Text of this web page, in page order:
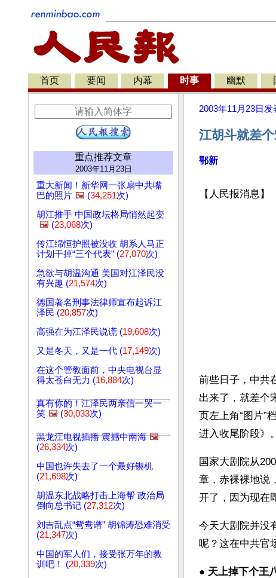
首页 要闻 内幕 时事 幽默
重点推荐文章
2003年11月23日
重大新闻！新华网一张扇中共嘴
巴的照片 🖼️ (34,251次)
胡江推手 中国政坛格局悄然起变
🖼️ (23,068次)
传江绵恒护照被没收 胡系人马正
计划干掉“三个代表” (27,070次)
急欲与胡温沟通 美国对江泽民没
有兴趣 (21,574次)
德国著名刑事法律师宣布起诉江
泽民 (20,857次)
高强在为江泽民说谎 (19,608次)
又是冬天，又是一代 (17,149次)
在这个管教面前，中央电视台显
得太苍白无力 (16,884次)
真有你的！江泽民两亲信一哭一
笑 🖼️ (30,033次)
黑龙江电视插播 震撼中南海 🖼️
(26,334次)
中国也许失去了一个最好锲机
(21,698次)
胡温东北战略打击上海帮 政治局
倒向总书记 (27,312次)
刘吉乱点“鸳鸯谱” 胡锦涛恐难消受
(21,347次)
中国的军人们，接受张万年的教
训吧！ (20,339次)
2003年11月23日 发
江胡斗就差
鄂新
【人民报消息】
前些日子，中共
出来了，就差个
页左上角“图片”
进入收尾阶段》。
国家大剧院从
章，赤裸裸地说
开了，因为现在
今天大剧院并没
呢？这在中共官
● 天上掉下个王